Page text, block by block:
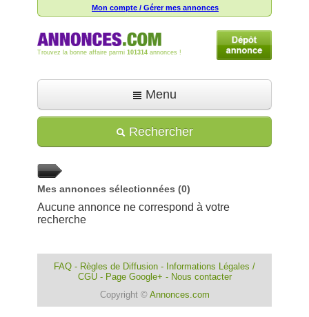
Mon compte / Gérer mes annonces
Trouvez la bonne affaire parmi 101314 annonces !
Menu
Déposer une annonce
Rechercher
Mes annonces sélectionnées (0)
Aucune annonce ne correspond à votre
recherche
FAQ - Règles de Diffusion - Informations Légales /
CGU- Page Google+ - Nous contacter
Copyright © Annonces.com